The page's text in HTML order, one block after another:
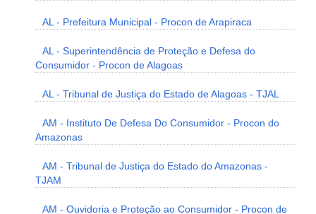
AL - Prefeitura Municipal - Procon de Arapiraca
AL - Superintendência de Proteção e Defesa do
Consumidor - Procon de Alagoas
AL - Tribunal de Justiça do Estado de Alagoas - TJAL
AM - Instituto De Defesa Do Consumidor - Procon do
Amazonas
AM - Tribunal de Justiça do Estado do Amazonas -
TJAM
AM - Ouvidoria e Proteção ao Consumidor - Procon de